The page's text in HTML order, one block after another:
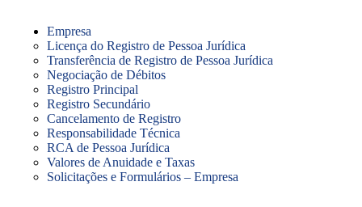
Empresa
Licença do Registro de Pessoa Jurídica
Transferência de Registro de Pessoa Jurídica
Negociação de Débitos
Registro Principal
Registro Secundário
Cancelamento de Registro
Responsabilidade Técnica
RCA de Pessoa Jurídica
Valores de Anuidade e Taxas
Solicitações e Formulários – Empresa